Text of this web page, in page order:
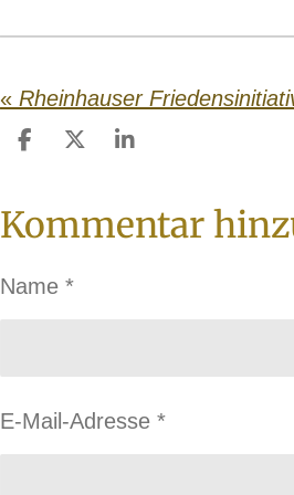
« Rheinhauser
T
l
e
T
l
e
T
l
e
Kommentar
Name *
E-Mail-Adresse *